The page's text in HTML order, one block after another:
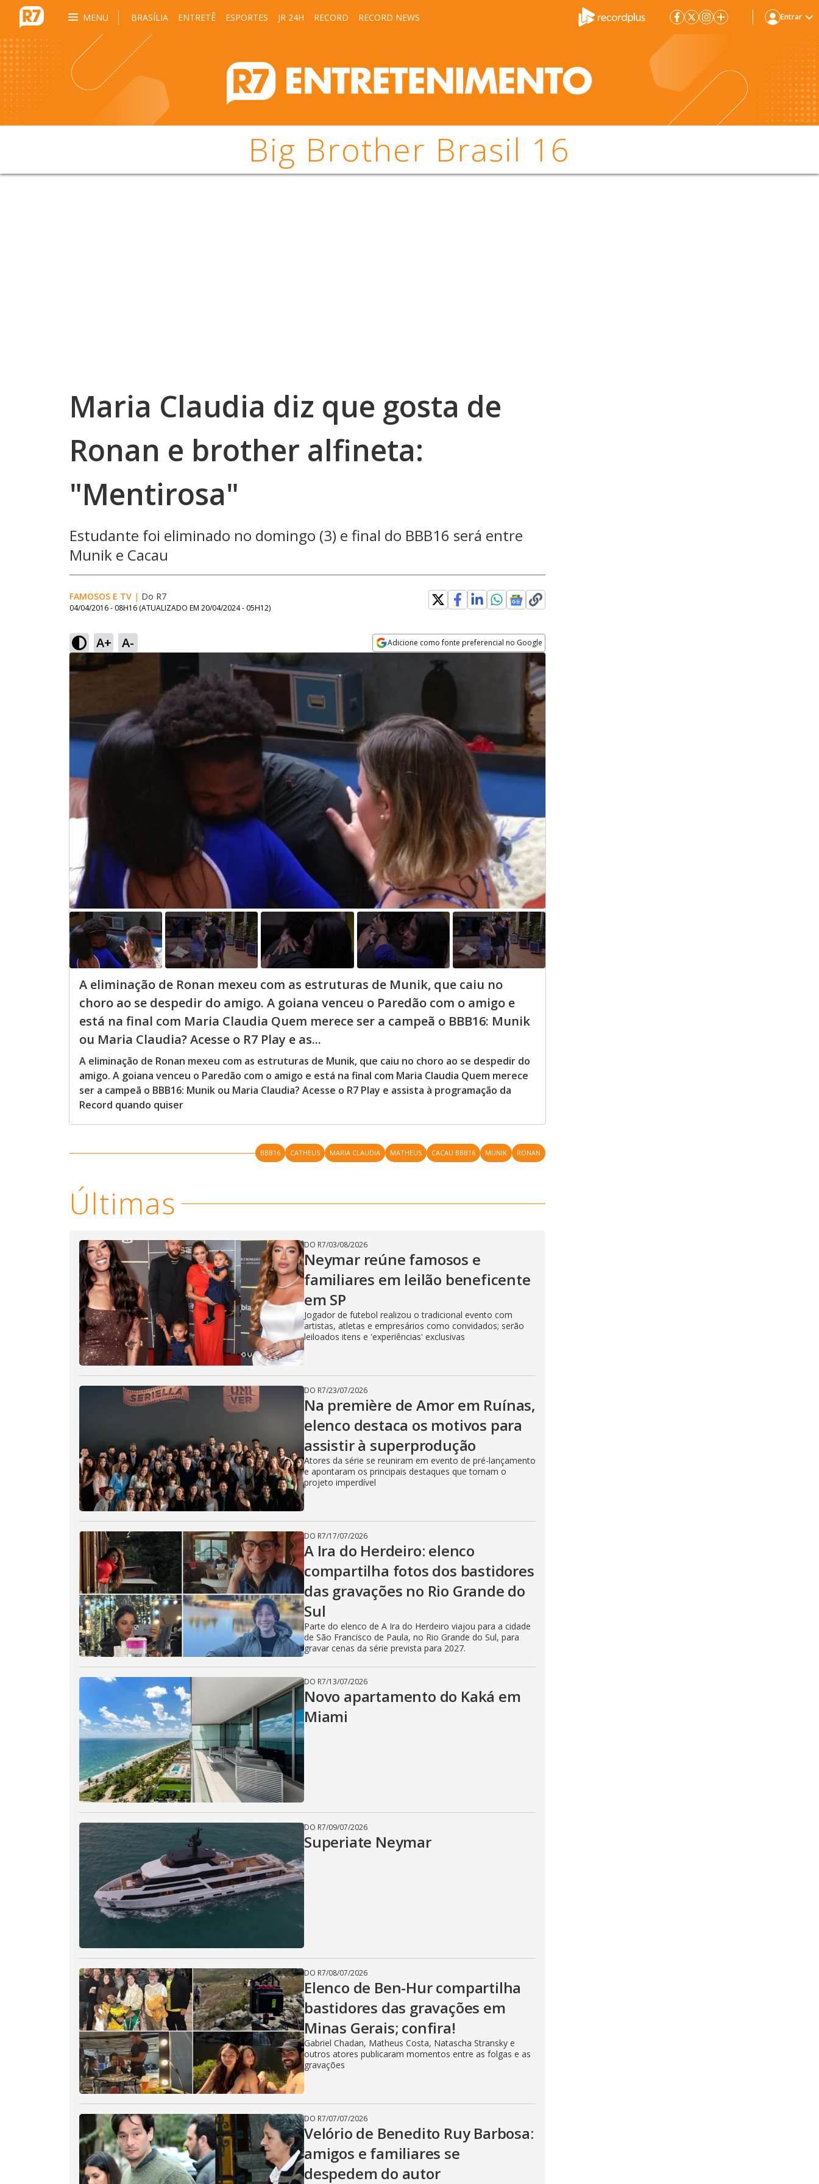
MENU BRASÍLIA ENTRETÊ ESPORTES JR 24H RECORD RECORD NEWS Entrar
Big Brother Brasil 16
Maria Claudia diz que gosta de
Ronan e brother alfineta:
"Mentirosa"
Estudante foi eliminado no domingo (3) e final do BBB16 será entre
Munik e Cacau
FAMOSOS E TV | Do R7
04/04/2016 - 08H16 (ATUALIZADO EM 20/04/2024 - 05H12)
A+ A- Adicione como fonte preferencial no Google
Opens in new window
A eliminação de Ronan mexeu com as estruturas de Munik, que caiu no
choro ao se despedir do amigo. A goiana venceu o Paredão com o amigo e
está na final com Maria Claudia Quem merece ser a campeã o BBB16: Munik
ou Maria Claudia? Acesse o R7 Play e as...
A eliminação de Ronan mexeu com as estruturas de Munik, que caiu no choro ao se despedir do
amigo. A goiana venceu o Paredão com o amigo e está na final com Maria Claudia Quem merece
ser a campeã o BBB16: Munik ou Maria Claudia? Acesse o R7 Play e assista à programação da
Record quando quiser
BBB16 CATHEUS MARIA CLAUDIA MATHEUS CACAU BBB16 MUNIK RONAN
Últimas
DO R7/03/08/2026
Neymar reúne famosos e
familiares em leilão beneficente
em SP
Jogador de futebol realizou o tradicional evento com
artistas, atletas e empresários como convidados; serão
leiloados itens e 'experiências' exclusivas
DO R7/23/07/2026
Na première de Amor em Ruínas,
elenco destaca os motivos para
assistir à superprodução
Atores da série se reuniram em evento de pré-lançamento
e apontaram os principais destaques que tornam o
projeto imperdível
DO R7/17/07/2026
A Ira do Herdeiro: elenco
compartilha fotos dos bastidores
das gravações no Rio Grande do
Sul
Parte do elenco de A Ira do Herdeiro viajou para a cidade
de São Francisco de Paula, no Rio Grande do Sul, para
gravar cenas da série prevista para 2027.
DO R7/13/07/2026
Novo apartamento do Kaká em
Miami
DO R7/09/07/2026
Superiate Neymar
DO R7/08/07/2026
Elenco de Ben-Hur compartilha
bastidores das gravações em
Minas Gerais; confira!
Gabriel Chadan, Matheus Costa, Natascha Stransky e
outros atores publicaram momentos entre as folgas e as
gravações
DO R7/07/07/2026
Velório de Benedito Ruy Barbosa:
amigos e familiares se
despedem do autor